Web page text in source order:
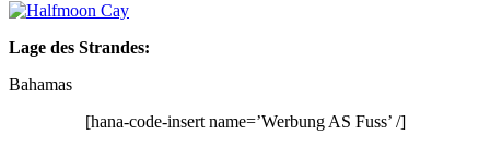
Lage des Strandes:
Bahamas
[hana-code-insert name=’Werbung AS Fuss’ /]